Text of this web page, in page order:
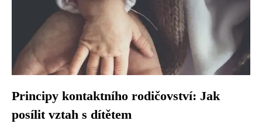
Principy kontaktního rodičovství: Jak
posílit vztah s dítětem